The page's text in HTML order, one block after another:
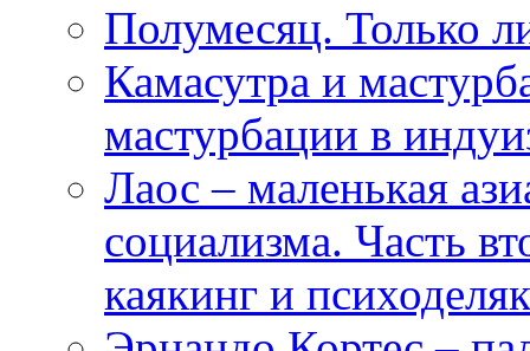
Полумесяц. Только
Камасутра и
мастурбации в
Лаос – маленькая
социализма. Часть
каякинг и